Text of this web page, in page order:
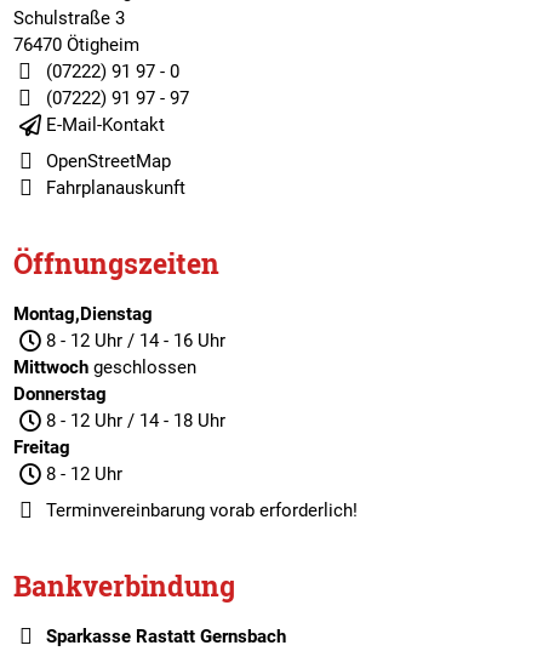
Schulstraße 3
76470 Ötigheim
(07222) 91 97 - 0
(07222) 91 97 - 97
E-Mail-Kontakt
OpenStreetMap
Fahrplanauskunft
Öffnungszeiten
Montag,Dienstag
8 - 12 Uhr / 14 - 16 Uhr
Mittwochgeschlossen
Donnerstag
8 - 12 Uhr / 14 - 18 Uhr
Freitag
8 - 12 Uhr
Terminvereinbarungvorab erforderlich!
Bankverbindung
Sparkasse Rastatt Gernsbach